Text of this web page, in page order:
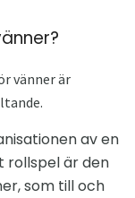
vänner är
av en
rollspel är den
som till och